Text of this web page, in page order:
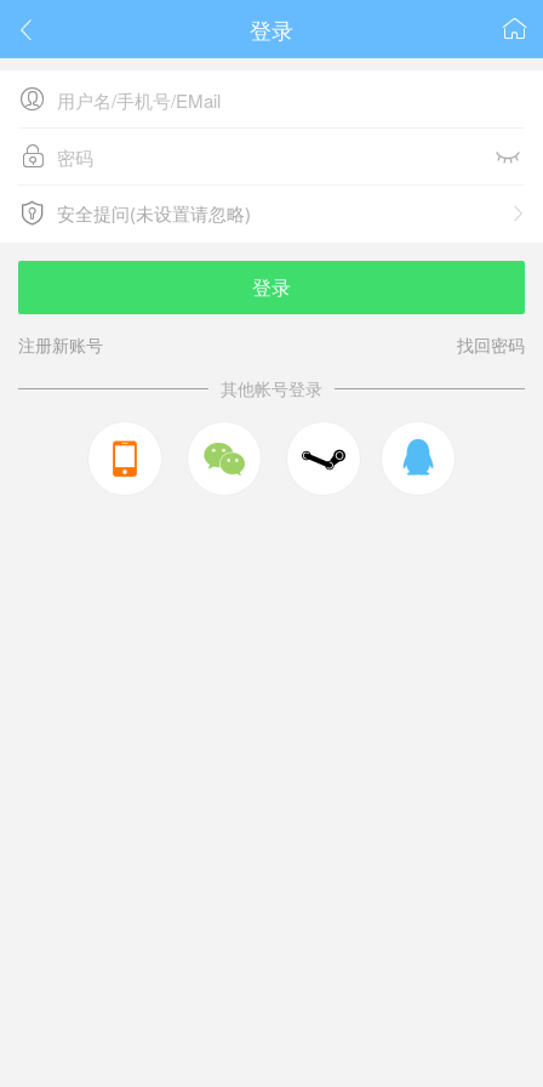
 
登录

 
 
安全提问(未设置请忽略)
安全提问(未设置请忽略)
登录
注册新账号
找回密码
其他帐号登录
  